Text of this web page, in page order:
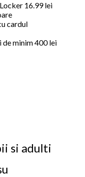
16.99 lei
cardul
minim 400 lei
si adulti